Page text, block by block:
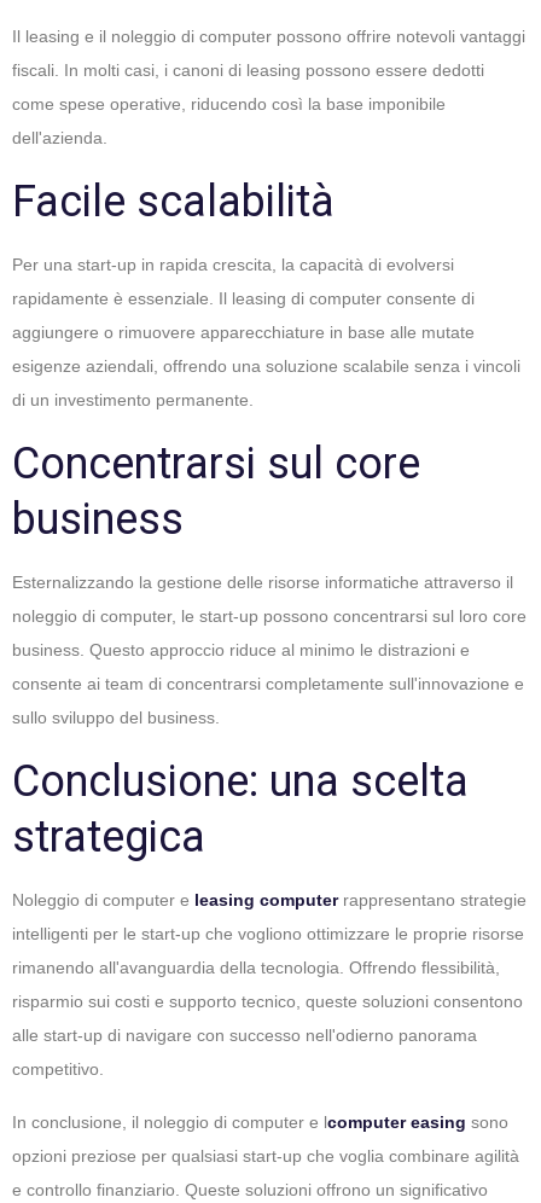
Il leasing e il noleggio di computer possono offrire notevoli vantaggi
fiscali. In molti casi, i canoni di leasing possono essere dedotti
come spese operative, riducendo così la base imponibile
dell'azienda.
Facile scalabilità
Per una start-up in rapida crescita, la capacità di evolversi
rapidamente è essenziale. Il leasing di computer consente di
aggiungere o rimuovere apparecchiature in base alle mutate
esigenze aziendali, offrendo una soluzione scalabile senza i vincoli
di un investimento permanente.
Concentrarsi sul core
business
Esternalizzando la gestione delle risorse informatiche attraverso il
noleggio di computer, le start-up possono concentrarsi sul loro core
business. Questo approccio riduce al minimo le distrazioni e
consente ai team di concentrarsi completamente sull'innovazione e
sullo sviluppo del business.
Conclusione: una scelta
strategica
Noleggio di computer e leasing computerrappresentano strategie
intelligenti per le start-up che vogliono ottimizzare le proprie risorse
rimanendo all'avanguardia della tecnologia. Offrendo flessibilità,
risparmio sui costi e supporto tecnico, queste soluzioni consentono
alle start-up di navigare con successo nell'odierno panorama
competitivo.
In conclusione, il noleggio di computer e lcomputer easing sono
opzioni preziose per qualsiasi start-up che voglia combinare agilità
e controllo finanziario. Queste soluzioni offrono un significativo